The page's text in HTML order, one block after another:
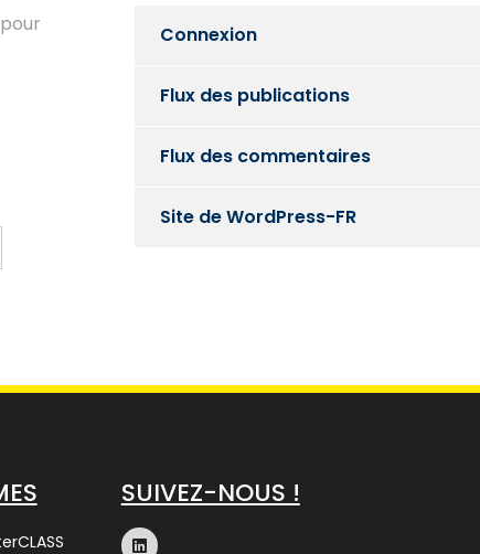
Connexion
Flux des publications
Flux des commentaires
Site de WordPress-FR
SUIVEZ-NOUS !